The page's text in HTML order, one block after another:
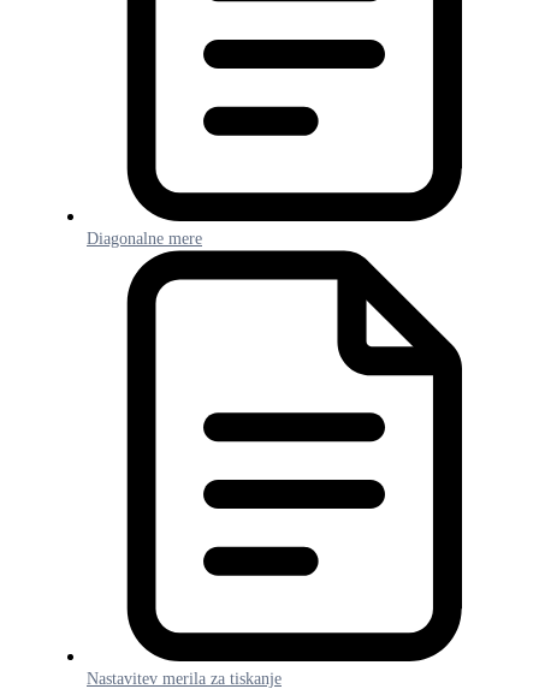
Diagonalne mere
Nastavitev merila za tiskanje